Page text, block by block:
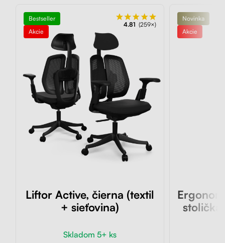
Bestseller
Akcie
4.81 (259×)
Liftor Active, čierna (textil
+ sieťovina)
Skladom 5+ ks
Novinka
Akcie
stolička